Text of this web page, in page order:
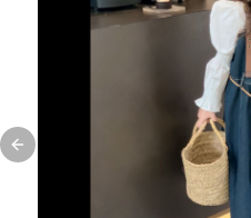
Previous slide